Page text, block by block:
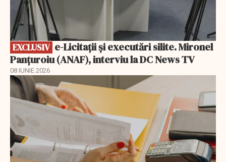
EXCLUSIV
Panțuroiu (ANAF), interviu la DC News TV
08 IUNIE 2026